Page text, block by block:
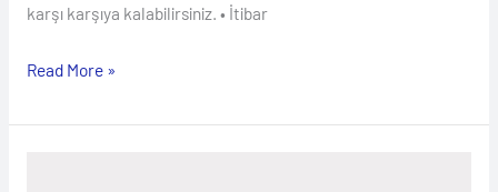
karşı karşıya kalabilirsiniz. • İtibar
Read More »